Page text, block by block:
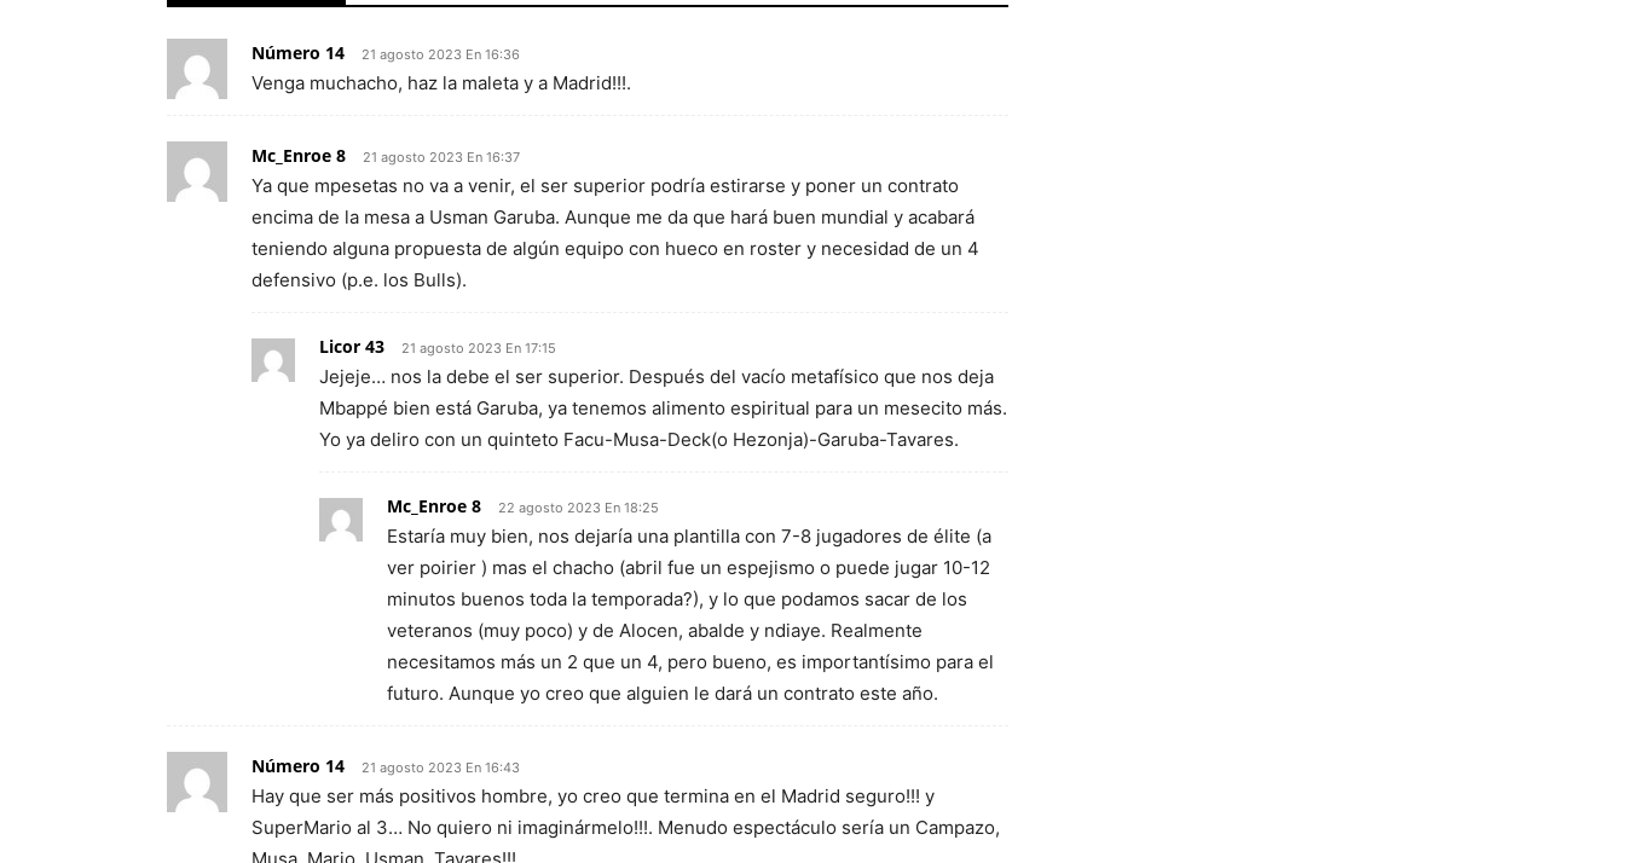
Número 14 21 agosto 2023 En 16:36
Venga muchacho, haz la maleta y a Madrid!!!.
Mc_Enroe 8 21 agosto 2023 En 16:37
Ya que mpesetas no va a venir, el ser superior podría estirarse y poner un contrato
encima de la mesa a Usman Garuba. Aunque me da que hará buen mundial y acabará
teniendo alguna propuesta de algún equipo con hueco en roster y necesidad de un 4
defensivo (p.e. los Bulls).
Licor 43 21 agosto 2023 En 17:15
Jejeje… nos la debe el ser superior. Después del vacío metafísico que nos deja
Mbappé bien está Garuba, ya tenemos alimento espiritual para un mesecito más.
Yo ya deliro con un quinteto Facu-Musa-Deck(o Hezonja)-Garuba-Tavares.
Mc_Enroe 8 22 agosto 2023 En 18:25
Estaría muy bien, nos dejaría una plantilla con 7-8 jugadores de élite (a
ver poirier ) mas el chacho (abril fue un espejismo o puede jugar 10-12
minutos buenos toda la temporada?), y lo que podamos sacar de los
veteranos (muy poco) y de Alocen, abalde y ndiaye. Realmente
necesitamos más un 2 que un 4, pero bueno, es importantísimo para el
futuro. Aunque yo creo que alguien le dará un contrato este año.
Número 14 21 agosto 2023 En 16:43
Hay que ser más positivos hombre, yo creo que termina en el Madrid seguro!!! y
SuperMario al 3… No quiero ni imaginármelo!!!. Menudo espectáculo sería un Campazo,